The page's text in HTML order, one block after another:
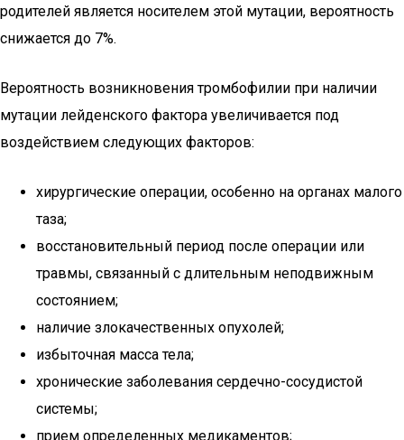
родителей является носителем этой мутации, вероятность
снижается до 7%.
Вероятность возникновения тромбофилии при наличии
мутации лейденского фактора увеличивается под
воздействием следующих факторов:
хирургические операции, особенно на органах малого
таза;
восстановительный период после операции или
травмы, связанный с длительным неподвижным
состоянием;
наличие злокачественных опухолей;
избыточная масса тела;
хронические заболевания сердечно-сосудистой
системы;
прием определенных медикаментов;